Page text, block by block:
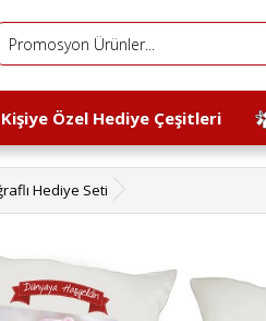
Kişiye Özel Hediye Çeşitleri
Hediye Seti